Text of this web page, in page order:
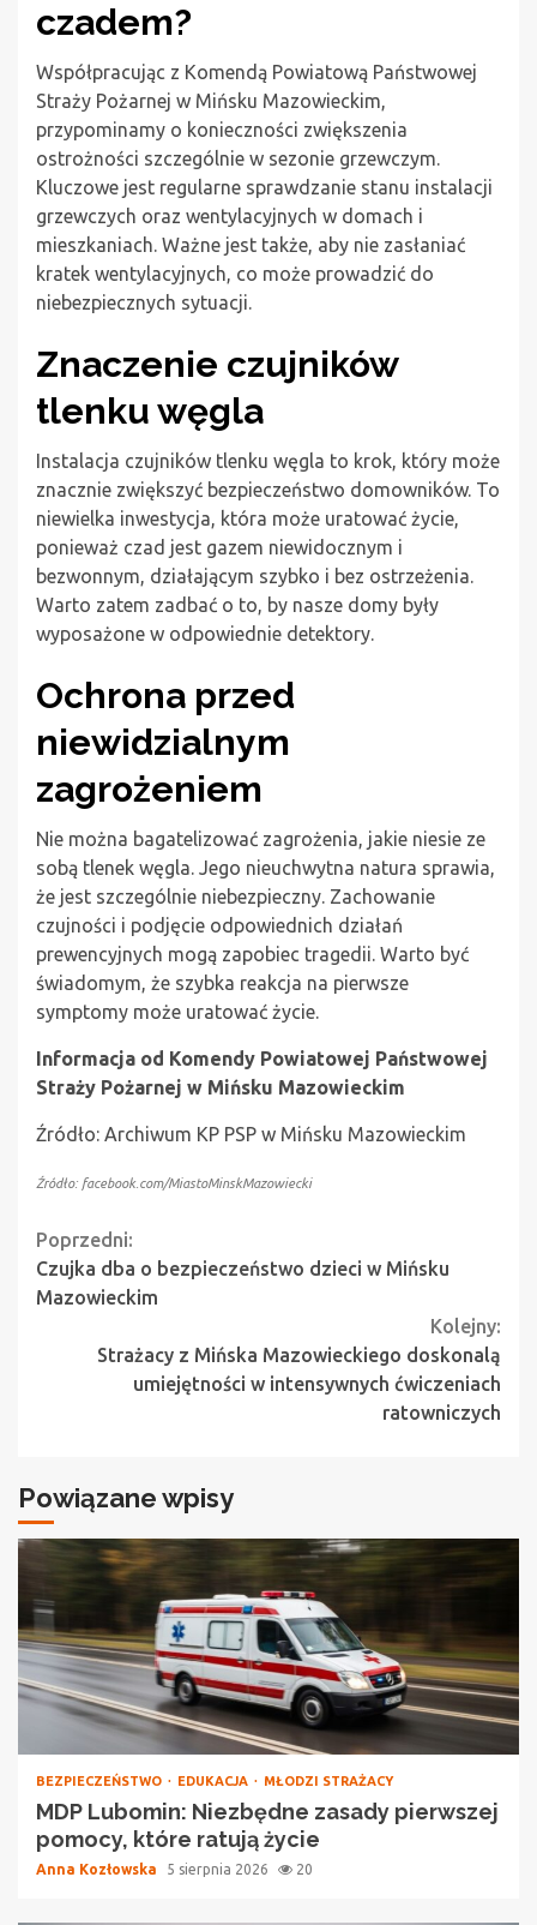
czadem?
Współpracując z Komendą Powiatową Państwowej
Straży Pożarnej w Mińsku Mazowieckim,
przypominamy o konieczności zwiększenia
ostrożności szczególnie w sezonie grzewczym.
Kluczowe jest regularne sprawdzanie stanu instalacji
grzewczych oraz wentylacyjnych w domach i
mieszkaniach. Ważne jest także, aby nie zasłaniać
kratek wentylacyjnych, co może prowadzić do
niebezpiecznych sytuacji.
Znaczenie czujników
tlenku węgla
Instalacja czujników tlenku węgla to krok, który może
znacznie zwiększyć bezpieczeństwo domowników. To
niewielka inwestycja, która może uratować życie,
ponieważ czad jest gazem niewidocznym i
bezwonnym, działającym szybko i bez ostrzeżenia.
Warto zatem zadbać o to, by nasze domy były
wyposażone w odpowiednie detektory.
Ochrona przed
niewidzialnym
zagrożeniem
Nie można bagatelizować zagrożenia, jakie niesie ze
sobą tlenek węgla. Jego nieuchwytna natura sprawia,
że jest szczególnie niebezpieczny. Zachowanie
czujności i podjęcie odpowiednich działań
prewencyjnych mogą zapobiec tragedii. Warto być
świadomym, że szybka reakcja na pierwsze
symptomy może uratować życie.
Informacja od Komendy Powiatowej Państwowej
Straży Pożarnej w Mińsku Mazowieckim
Źródło: Archiwum KP PSP w Mińsku Mazowieckim
Źródło: facebook.com/MiastoMinskMazowiecki
Continue
Reading
Poprzedni:
Czujka dba o bezpieczeństwo dzieci w Mińsku
Mazowieckim
Kolejny:
Strażacy z Mińska Mazowieckiego doskonalą
umiejętności w intensywnych ćwiczeniach
ratowniczych
Powiązane wpisy
BEZPIECZEŃSTWO EDUKACJA MŁODZI STRAŻACY
MDP Lubomin: Niezbędne zasady pierwszej
pomocy, które ratują życie
Anna Kozłowska 5 sierpnia 2026 20